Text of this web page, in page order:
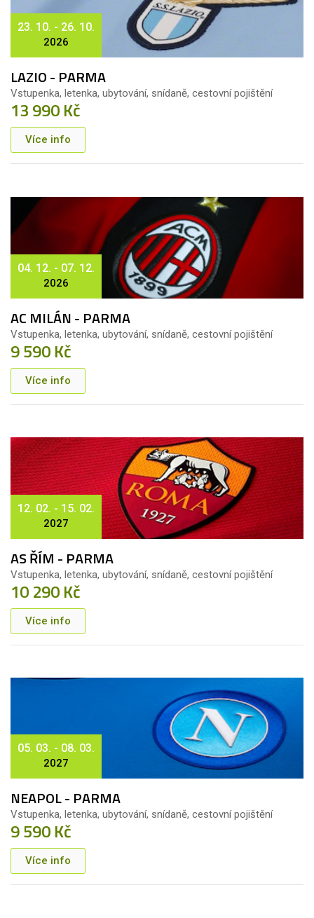
23. 10. - 26. 10.
2026
LAZIO - PARMA
Vstupenka, letenka, ubytování, snídaně, cestovní pojištění
13 990 Kč
Více info
04. 12. - 07. 12.
2026
AC MILÁN - PARMA
Vstupenka, letenka, ubytování, snídaně, cestovní pojištění
9 590 Kč
Více info
12. 02. - 15. 02.
2027
AS ŘÍM - PARMA
Vstupenka, letenka, ubytování, snídaně, cestovní pojištění
10 290 Kč
Více info
05. 03. - 08. 03.
2027
NEAPOL - PARMA
Vstupenka, letenka, ubytování, snídaně, cestovní pojištění
9 590 Kč
Více info